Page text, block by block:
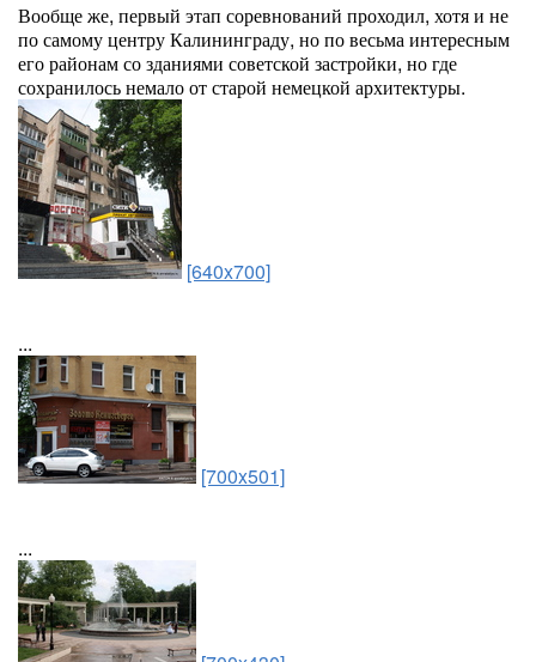
Вообще же, первый этап соревнований проходил, хотя и не
по самому центру Калининграду, но по весьма интересным
его районам со зданиями советской застройки, но где
сохранилось немало от старой немецкой архитектуры.
[640x700]
...
[700x501]
...